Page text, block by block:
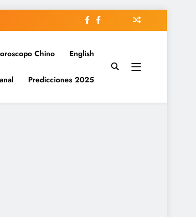
Chino English
Predicciones 2025